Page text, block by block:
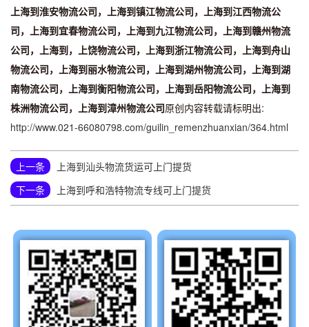
上海到淮安物流公司，上海到镇江物流公司，上海到江西物流公
司，上海到宜春物流公司，上海到九江物流公司，上海到赣州物流
公司，上海到，上饶物流公司，上海到浙江物流公司，上海到舟山
物流公司，上海到丽水物流公司，上海到湖州物流公司，上海到湖
南物流公司，上海到衡阳物流公司，上海到岳阳物流公司，上海到
株洲物流公司，上海到漳州物流公司原创内容转载请标明出:
http://www.021-66080798.com/guilin_remenzhuanxian/364.html
上一条
上海到汕头物流货运可上门提货
下一条
上海到呼和浩特物流专线可上门提货